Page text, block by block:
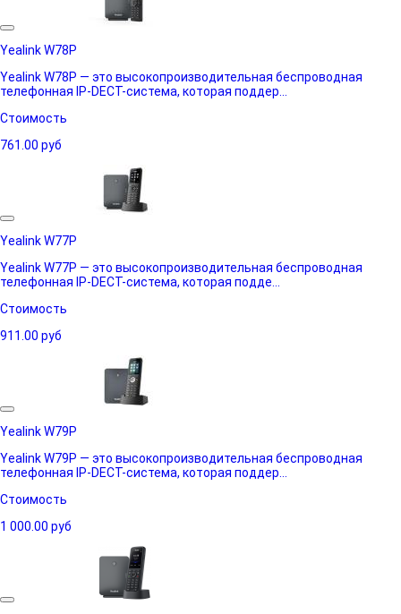
Yealink W78P
Yealink W78P — это высокопроизводительная беспроводная
телефонная IP-DECT-система, которая поддер...
Стоимость
761.00 руб
Yealink W77P
Yealink W77P — это высокопроизводительная беспроводная
телефонная IP-DECT-система, которая подде...
Стоимость
911.00 руб
Yealink W79P
Yealink W79P — это высокопроизводительная беспроводная
телефонная IP-DECT-система, которая поддер...
Стоимость
1 000.00 руб